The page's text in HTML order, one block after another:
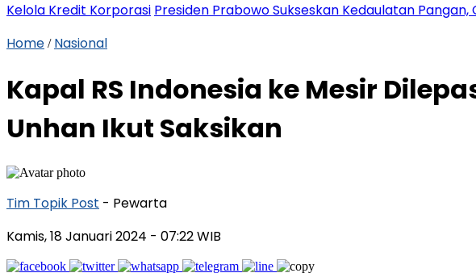
Kelola Kredit Korporasi Presiden Prabowo Sukseskan Kedaulatan
Home / Nasional
Kapal RS Indonesia ke Mesir
Unhan Ikut Saksikan
Tim Topik Post - Pewarta
Kamis, 18 Januari 2024 - 07:22 WIB